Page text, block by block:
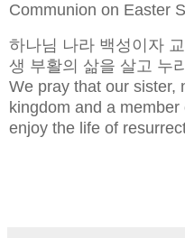
Communion on Easter
하나님 나라 백성이자
생 부활의 삶을 살고 누
We pray that our sister,
kingdom and a
enjoy the life of